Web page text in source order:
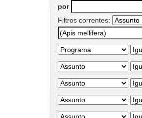
por
Filtros correntes: